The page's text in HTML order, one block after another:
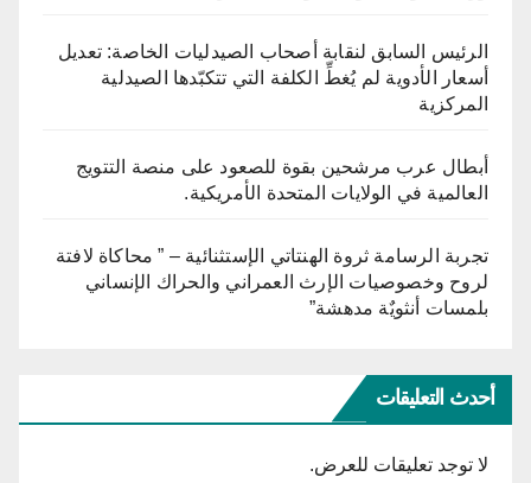
الرئيس السابق لنقابة أصحاب الصيدليات الخاصة: تعديل
أسعار الأدوية لم يُغطِّ الكلفة التي تتكبّدها الصيدلية
المركزية
أبطال عرب مرشحين بقوة للصعود على منصة التتويج
العالمية في الولايات المتحدة الأمريكية.
تجربة الرسامة ثروة الهنتاتي الإستثنائية – ” محاكاة لافتة
لروح وخصوصيات الإرث العمراني والحراك الإنساني
بلمسات أنثويٌة مدهشة”
أحدث التعليقات
لا توجد تعليقات للعرض.